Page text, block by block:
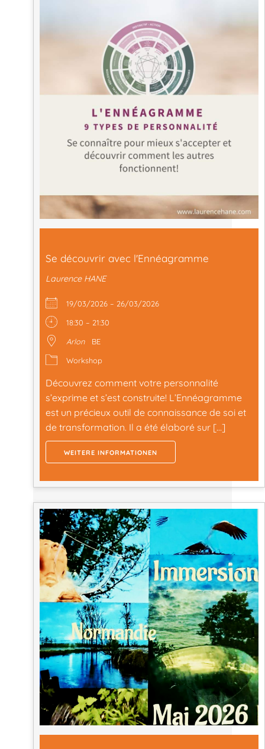
Se découvrir avec l'Ennéagramme
Laurence HANE
19/03/2026 – 26/03/2026
18:30 – 21:30
Arlon
BE
Workshop
Découvrez comment votre personnalité
s’exprime et s’est construite! L’Ennéagramme
est un précieux outil de connaissance de soi et
de transformation. Il a été élaboré sur […]
WEITERE INFORMATIONEN